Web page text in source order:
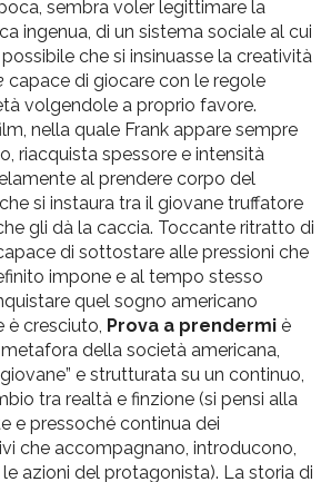
sembra voler legittimare la
ingenua, di un sistema sociale al cui
che si insinuasse la creatività
capace di giocare con le regole
volgendole a proprio favore.
nella quale Frank appare sempre
riacquista spessore e intensità
al prendere corpo del
si instaura tra il giovane truffatore
gli dà la caccia. Toccante ritratto di
di sottostare alle pressioni che
impone e al tempo stesso
quel sogno americano
è cresciuto, Prova a prendermi è
della società americana,
e strutturata su un continuo,
tra realtà e finzione (si pensi alla
e pressoché continua dei
che accompagnano, introducono,
azioni del protagonista). La storia di